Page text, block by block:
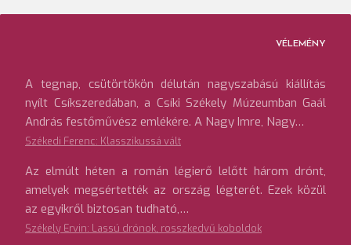
lapozása
VÉLEMÉNY
A tegnap, csütörtökön délután nagyszabású kiállítás
nyílt Csíkszeredában, a Csíki Székely Múzeumban Gaál
András festőművész emlékére. A Nagy Imre, Nagy…
Székedi Ferenc: Klasszikussá vált
Az elmúlt héten a román légierő lelőtt három drónt,
amelyek megsértették az ország légterét. Ezek közül
az egyikről biztosan tudható,…
Székely Ervin: Lassú drónok, rosszkedvű koboldok